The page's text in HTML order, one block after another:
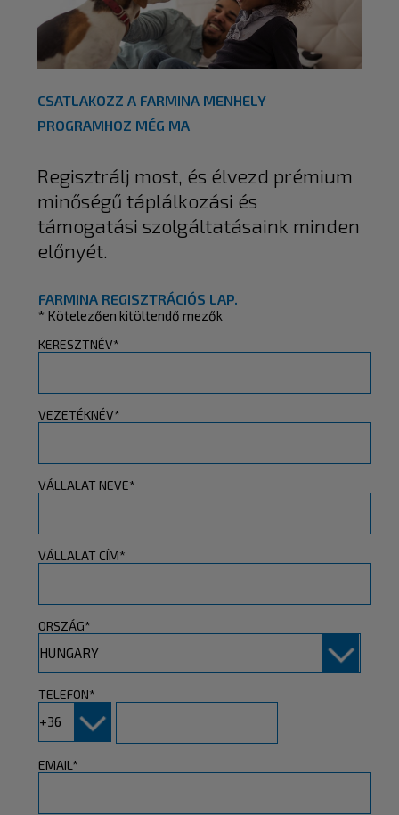
CSATLAKOZZ A FARMINA MENHELY
PROGRAMHOZ MÉG MA
Regisztrálj most, és élvezd prémium
minőségű táplálkozási és
támogatási szolgáltatásaink minden
előnyét.
FARMINA REGISZTRÁCIÓS LAP.
* Kötelezően kitöltendő mezők
KERESZTNÉV*
VEZETÉKNÉV*
VÁLLALAT NEVE*
VÁLLALAT CÍM*
ORSZÁG*
TELEFON*
EMAIL*